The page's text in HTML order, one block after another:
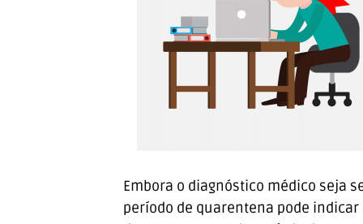
Embora o diagnóstico médico seja
período de quarentena pode